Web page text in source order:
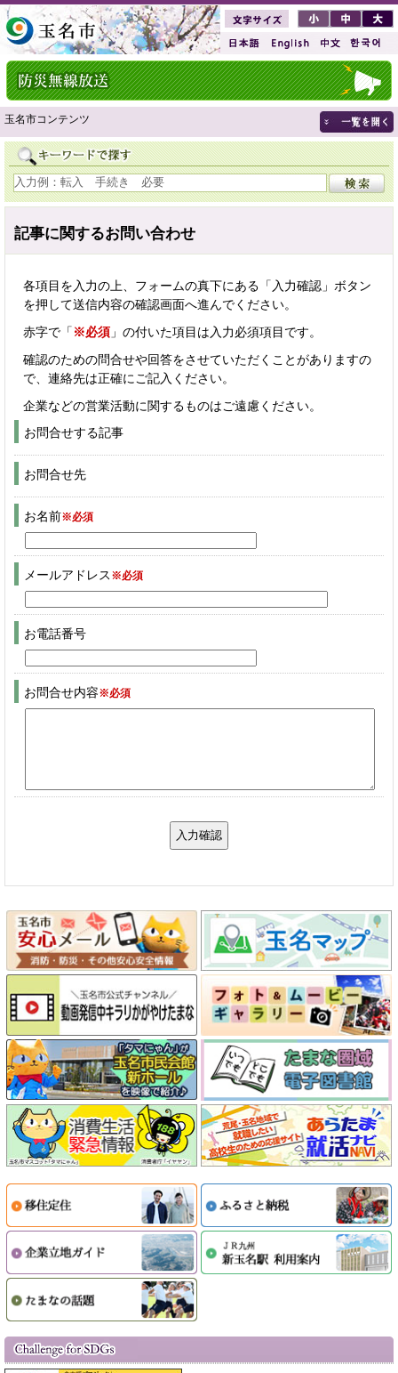
玉名市コンテンツ
記事に関するお問い合わせ
各項目を入力の上、フォームの真下にある「入力確認」ボタン
を押して送信内容の確認画面へ進んでください。
赤字で「 ※必須 」の付いた項目は入力必須項目です。
確認のための問合せや回答をさせていただくことがありますの
で、連絡先は正確にご記入ください。
企業などの営業活動に関するものはご遠慮ください。
お問合せする記事
お問合せ先
お名前※必須
メールアドレス ※必須
お電話番号
お問合せ内容※必須